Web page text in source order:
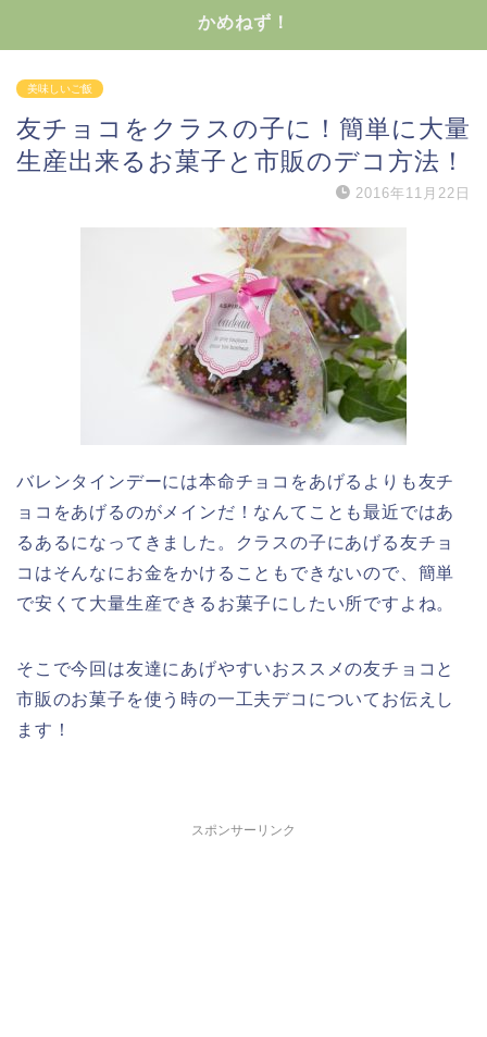
かめねず！
美味しいご飯
友チョコをクラスの子に！簡単に大量
生産出来るお菓子と市販のデコ方法！
2016年11月22日
バレンタインデーには本命チョコをあげるよりも友チ
ョコをあげるのがメインだ！なんてことも最近ではあ
るあるになってきました。クラスの子にあげる友チョ
コはそんなにお金をかけることもできないので、簡単
で安くて大量生産できるお菓子にしたい所ですよね。
そこで今回は友達にあげやすいおススメの友チョコと
市販のお菓子を使う時の一工夫デコについてお伝えし
ます！
スポンサーリンク